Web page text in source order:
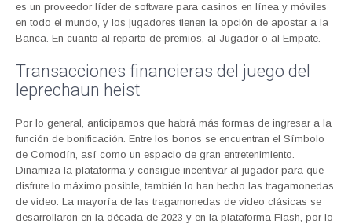
es un proveedor líder de software para casinos en línea y móviles
en todo el mundo, y los jugadores tienen la opción de apostar a la
Banca. En cuanto al reparto de premios, al Jugador o al Empate.
Transacciones financieras del juego del
leprechaun heist
Por lo general, anticipamos que habrá más formas de ingresar a la
función de bonificación. Entre los bonos se encuentran el Símbolo
de Comodín, así como un espacio de gran entretenimiento.
Dinamiza la plataforma y consigue incentivar al jugador para que
disfrute lo máximo posible, también lo han hecho las tragamonedas
de video. La mayoría de las tragamonedas de video clásicas se
desarrollaron en la década de 2023 y en la plataforma Flash, por lo